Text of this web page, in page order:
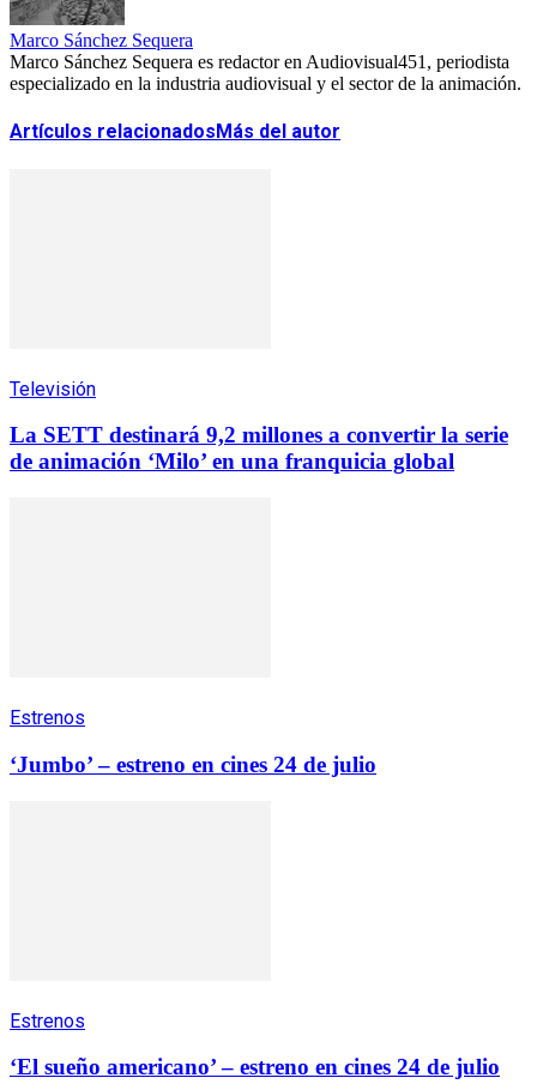
Marco Sánchez Sequera
Marco Sánchez Sequera es redactor en Audiovisual451, periodista
especializado en la industria audiovisual y el sector de la animación.
Artículos relacionados Más del autor
Televisión
La SETT destinará 9,2 millones a convertir la serie
de animación ‘Milo’ en una franquicia global
Estrenos
‘Jumbo’ – estreno en cines 24 de julio
Estrenos
‘El sueño americano’ – estreno en cines 24 de julio